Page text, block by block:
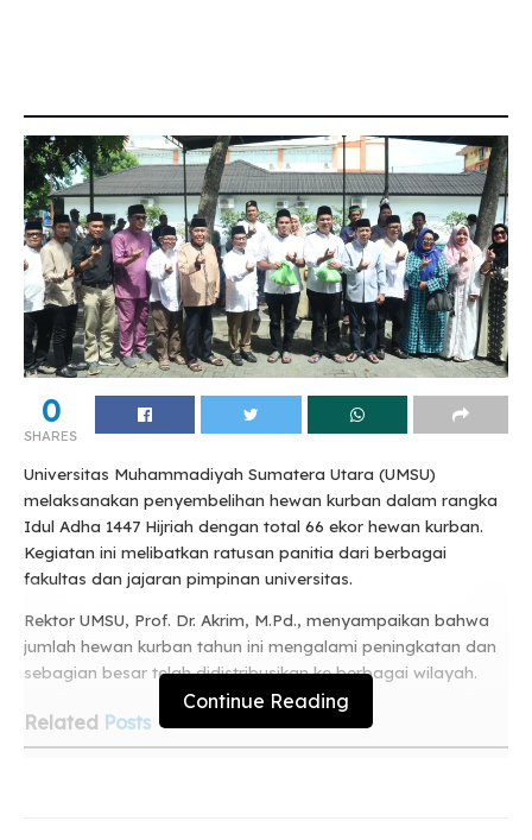
0
SHARES
Universitas Muhammadiyah Sumatera Utara (UMSU)
melaksanakan penyembelihan hewan kurban dalam rangka
Idul Adha 1447 Hijriah dengan total 66 ekor hewan kurban.
Kegiatan ini melibatkan ratusan panitia dari berbagai
fakultas dan jajaran pimpinan universitas.
Rektor UMSU, Prof. Dr. Akrim, M.Pd., menyampaikan bahwa
jumlah hewan kurban tahun ini mengalami peningkatan dan
sebagian besar telah didistribusikan ke berbagai wilayah.
Related Posts
Continue Reading